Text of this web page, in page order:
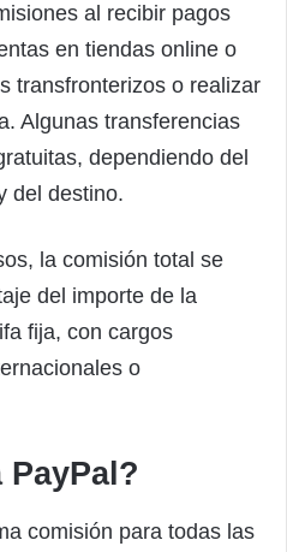
al recibir pagos
en tiendas online o
transfronterizos o realizar
Algunas transferencias
dependiendo del
del destino.
la comisión total se
del importe de la
fija, con cargos
o
comisión para todas las